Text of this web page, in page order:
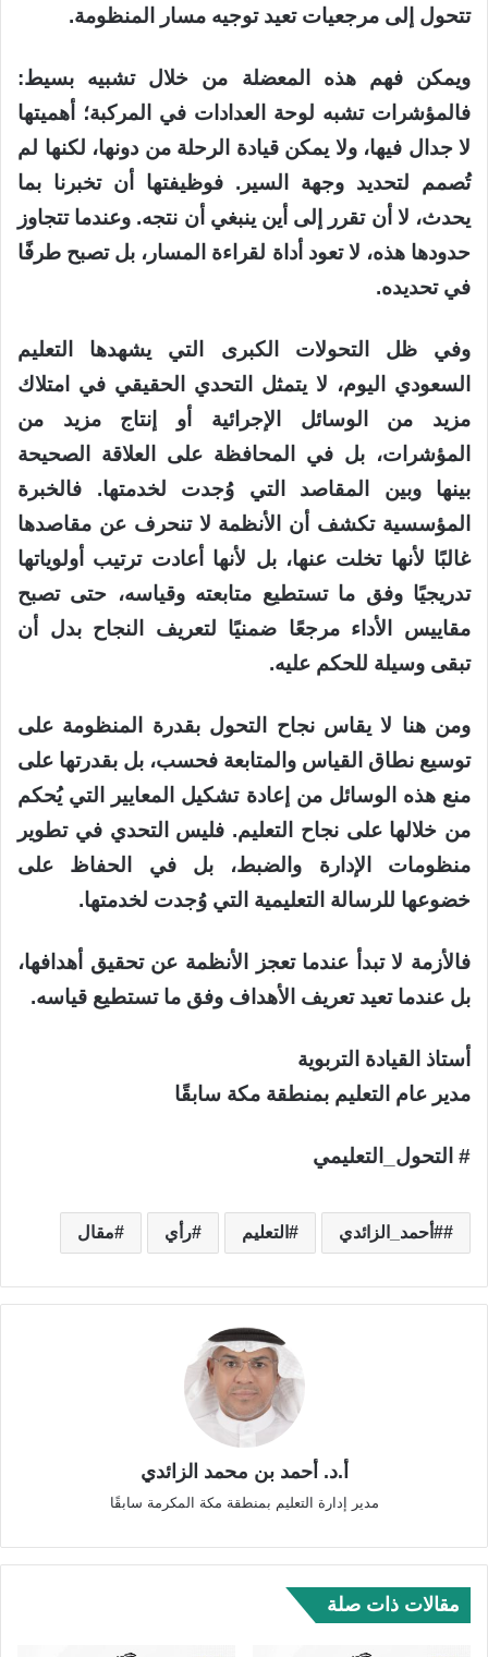
تتحول إلى مرجعيات تعيد توجيه مسار المنظومة.
ويمكن فهم هذه المعضلة من خلال تشبيه بسيط:
فالمؤشرات تشبه لوحة العدادات في المركبة؛ أهميتها
لا جدال فيها، ولا يمكن قيادة الرحلة من دونها، لكنها لم
تُصمم لتحديد وجهة السير. فوظيفتها أن تخبرنا بما
يحدث، لا أن تقرر إلى أين ينبغي أن نتجه. وعندما تتجاوز
حدودها هذه، لا تعود أداة لقراءة المسار، بل تصبح طرفًا
في تحديده.
وفي ظل التحولات الكبرى التي يشهدها التعليم
السعودي اليوم، لا يتمثل التحدي الحقيقي في امتلاك
مزيد من الوسائل الإجرائية أو إنتاج مزيد من
المؤشرات، بل في المحافظة على العلاقة الصحيحة
بينها وبين المقاصد التي وُجدت لخدمتها. فالخبرة
المؤسسية تكشف أن الأنظمة لا تنحرف عن مقاصدها
غالبًا لأنها تخلت عنها، بل لأنها أعادت ترتيب أولوياتها
تدريجيًا وفق ما تستطيع متابعته وقياسه، حتى تصبح
مقاييس الأداء مرجعًا ضمنيًا لتعريف النجاح بدل أن
تبقى وسيلة للحكم عليه.
ومن هنا لا يقاس نجاح التحول بقدرة المنظومة على
توسيع نطاق القياس والمتابعة فحسب، بل بقدرتها على
منع هذه الوسائل من إعادة تشكيل المعايير التي يُحكم
من خلالها على نجاح التعليم. فليس التحدي في تطوير
منظومات الإدارة والضبط، بل في الحفاظ على
خضوعها للرسالة التعليمية التي وُجدت لخدمتها.
فالأزمة لا تبدأ عندما تعجز الأنظمة عن تحقيق أهدافها،
بل عندما تعيد تعريف الأهداف وفق ما تستطيع قياسه.
أستاذ القيادة التربوية
مدير عام التعليم بمنطقة مكة سابقًا
# التحول_التعليمي
#أحمد_الزائدي التعليم رأي مقال
أ.د. أحمد بن محمد الزائدي
مدير إدارة التعليم بمنطقة مكة المكرمة سابقًا
مقالات ذات صلة